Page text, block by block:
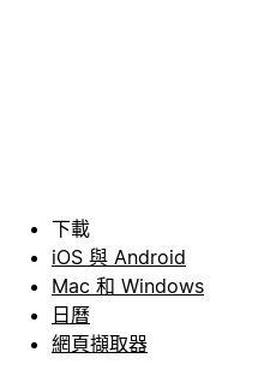
下載
iOS 與 Android
Mac 和 Windows
日曆
網頁擷取器